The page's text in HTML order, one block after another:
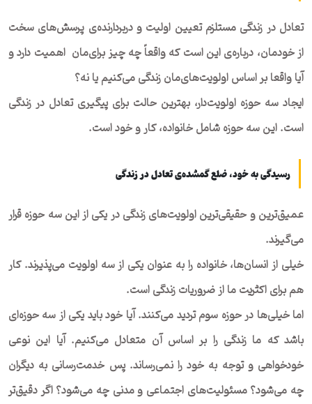
تعادل در زندگی مستلزم تعیین اولیت و دربردارنده‌ی پرسش‌های سخت
از خودمان، درباره‌ی این است که واقعاً چه چیز برای‌مان اهمیت دارد و
آیا واقعا بر اساس اولویت‌های‌مان زندگی می‌کنیم یا نه؟
ایجاد سه حوزه اولویت‌دار، بهترین حالت برای پیگیری تعادل در زندگی
است. این سه حوزه شامل خانواده، کار و خود است.
رسیدگی به خود، ضلع گمشده‌ی تعادل در زندگی
عمیق‌ترین و حقیقی‌ترین اولویت‌های زندگی در یکی از این سه حوزه قرار
می‌گیرند.
خیلی از انسان‌ها، خانواده را به عنوان یکی از سه اولویت می‌پذیرند. کار
هم برای اکثریت ما از ضروریات زندگی است.
اما خیلی‌ها در حوزه سوم تردید می‌کنند. آیا خود باید یکی از سه حوزه‌ای
باشد که ما زندگی را بر اساس آن متعادل می‌کنیم. آیا این نوعی
خودخواهی و توجه به خود را نمی‌رساند. پس خدمت‌رسانی به دیگران
چه می‌شود؟ مسئولیت‌های اجتماعی و مدنی چه می‌شود؟ اگر دقیق‌تر